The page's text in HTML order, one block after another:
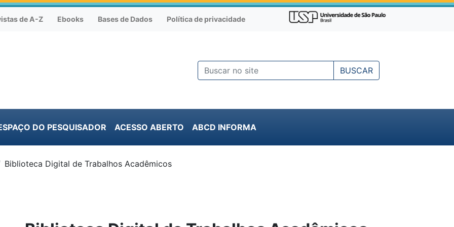
de A-Z Ebooks Bases de Dados Política de privacidade
BUSCAR
DO PESQUISADOR ACESSO ABERTO ABCD INFORMA
Biblioteca Digital de Trabalhos Acadêmicos